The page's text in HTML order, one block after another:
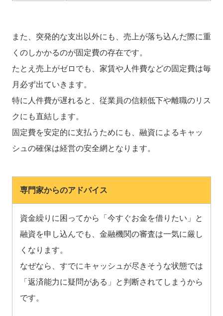
また、突発的な支出以外にも、売上が落ち込んだ際に重
くのしかかるのが固定費の存在です。
たとえ売上がゼロでも、家賃や人件費などの固定費は毎
月必ず出ていきます。
特に人件費が遅れると、従業員の信頼低下や離職のリス
クにも直結します。
固定費を安定的に支払うためにも、融資によるキャッ
シュの確保は経営の安全網となります。
専門家からのアドバイス
資金繰りに困ってから「今すぐお金を借りたい」と
融資を申し込んでも、金融機関の審査は一気に厳し
くなります。
なぜなら、すでにキャッシュが尽きそうな状態では
「返済能力に疑問がある」と判断されてしまうから
です。